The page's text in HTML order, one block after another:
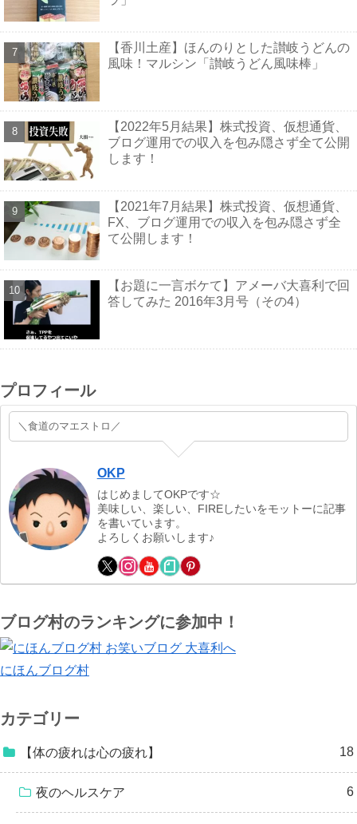
【香川土産】ほんのりとした讃岐うどんの
風味！マルシン「讃岐うどん風味棒」
【2022年5月結果】株式投資、仮想通貨、
ブログ運用での収入を包み隠さず全て公開
します！
【2021年7月結果】株式投資、仮想通貨、
FX、ブログ運用での収入を包み隠さず全
て公開します！
【お題に一言ボケて】アメーバ大喜利で回
答してみた 2016年3月号（その4）
プロフィール
＼食道のマエストロ／
OKP
はじめましてOKPです☆
美味しい、楽しい、FIREしたいをモットーに記事
を書いています。
よろしくお願いします♪
ブログ村のランキングに参加中！
にほんブログ村
カテゴリー
【体の疲れは心の疲れ】 18
夜のヘルスケア 6